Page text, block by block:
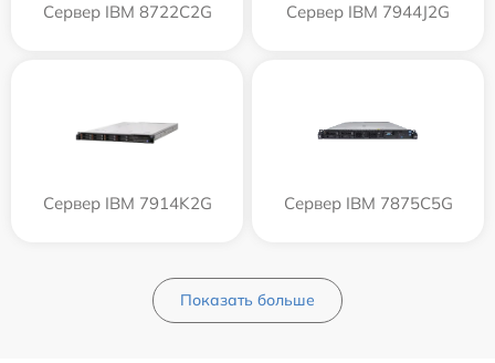
Сервер IBM 8722C2G Сервер IBM 7944J2G
Сервер IBM 7914K2G Сервер IBM 7875C5G
Показать больше